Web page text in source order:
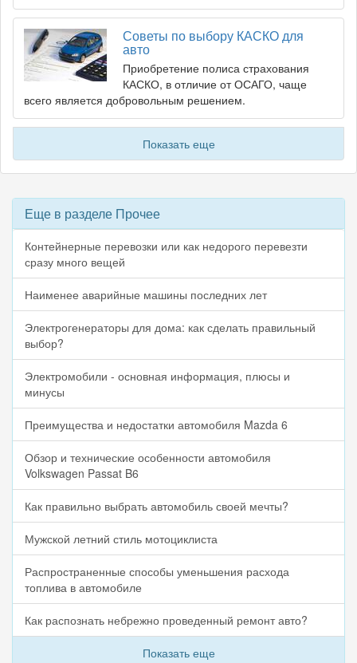
Советы по выбору КАСКО для
авто
Приобретение полиса страхования
КАСКО, в отличие от ОСАГО, чаще
всего является добровольным решением.
Показать еще
Еще в разделе Прочее
Контейнерные перевозки или как недорого перевезти
сразу много вещей
Наименее аварийные машины последних лет
Электрогенераторы для дома: как сделать правильный
выбор?
Электромобили - основная информация, плюсы и
минусы
Преимущества и недостатки автомобиля Mazda 6
Обзор и технические особенности автомобиля
Volkswagen Passat B6
Как правильно выбрать автомобиль своей мечты?
Мужской летний стиль мотоциклиста
Распространенные способы уменьшения расхода
топлива в автомобиле
Как распознать небрежно проведенный ремонт авто?
Показать еще